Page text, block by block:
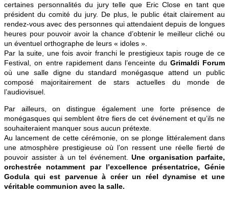
certaines personnalités du jury telle que Eric Close en tant que
président du comité du jury. De plus, le public était clairement au
rendez-vous avec des personnes qui attendaient depuis de longues
heures pour pouvoir avoir la chance d’obtenir le meilleur cliché ou
un éventuel orthographe de leurs « idoles ».
Par la suite, une fois avoir franchi le prestigieux tapis rouge de ce
Festival, on entre rapidement dans l’enceinte du Grimaldi Forum
où une salle digne du standard monégasque attend un public
composé majoritairement de stars actuelles du monde de
l’audiovisuel.
Par ailleurs, on distingue également une forte présence de
monégasques qui semblent être fiers de cet événement et qu’ils ne
souhaiteraient manquer sous aucun prétexte.
Au lancement de cette cérémonie, on se plonge littéralement dans
une atmosphère prestigieuse où l’on ressent une réelle fierté de
pouvoir assister à un tel événement. Une organisation parfaite,
orchestrée notamment par l’excellence présentatrice, Génie
Godula qui est parvenue à créer un réel dynamise et une
véritable communion avec la salle.